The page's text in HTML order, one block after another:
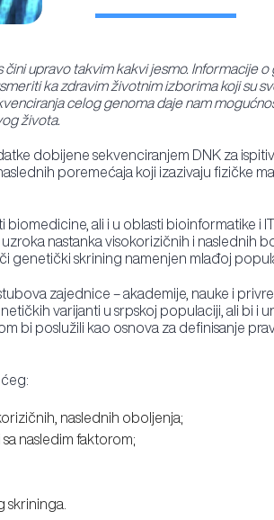
čini upravo takvim kakvi jesmo. Informacije
ka zdravim životnim izborima koji su
celog genoma daje nam
života.
dobijene sekvenciranjem DNK za
poremećaja koji izazivaju fizičke
ali i u oblasti bioinformatike i
nastanka visokorizičnih i naslednih
skrining namenjen mlađoj
zajednice – akademije, nauke i
varijanti u srpskoj populaciji, ali bi i
bi poslužili kao osnova za definisanje
naslednih oboljenja;
nasledim faktorom;
skrininga.